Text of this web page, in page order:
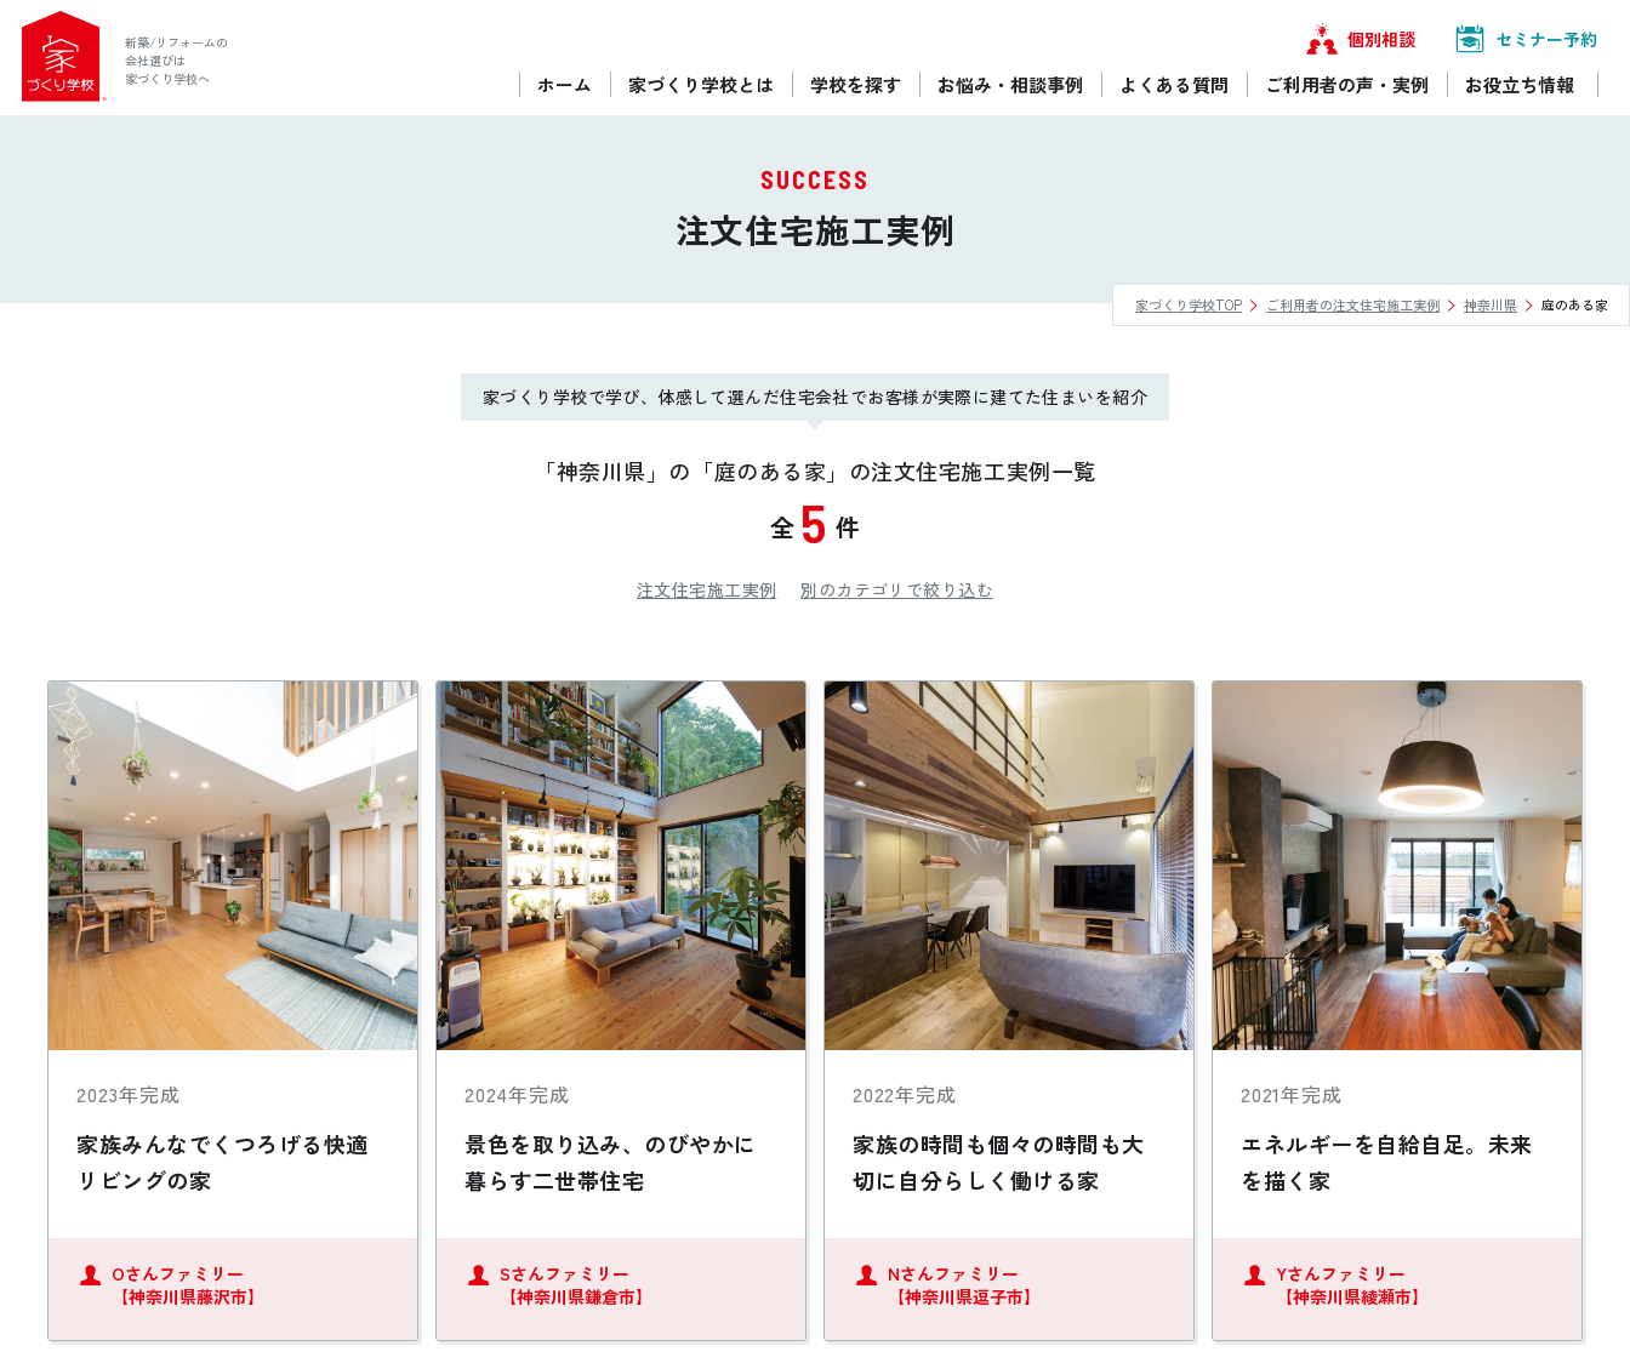
新築/リフォームの
会社選びは
家づくり学校へ
個別相談 セミナー予約
ホーム 家づくり学校とは 学校を探す お悩み・相談事例 よくある質問 ご利用者の声・実例 お役立ち情報
ぴったりの住宅会社をご提案
後悔しない家づくりをレクチャー
セミナーをみる
ご利用は無料！全国20校
ご利用者の声・実例
お役立ち情報
公式SNSをチェック
YOUTUBE Instagram
プライバシーポリシー
SUCCESS
注文住宅施工実例
家づくり学校TOP ご利用者の注文住宅施工実例 神奈川県 庭のある家
家づくり学校で学び、体感して選んだ住宅会社でお客様が実際に建てた住まいを紹介
「神奈川県」の「庭のある家」の注文住宅施工実例一覧
全 5 件
注文住宅施工実例 別のカテゴリで絞り込む
2023年完成
家族みんなでくつろげる快適
リビングの家
Oさんファミリー
【神奈川県藤沢市】
2024年完成
景色を取り込み、のびやかに
暮らす二世帯住宅
Sさんファミリー
【神奈川県鎌倉市】
2022年完成
家族の時間も個々の時間も大
切に自分らしく働ける家
Nさんファミリー
【神奈川県逗子市】
2021年完成
エネルギーを自給自足。未来
を描く家
Yさんファミリー
【神奈川県綾瀬市】